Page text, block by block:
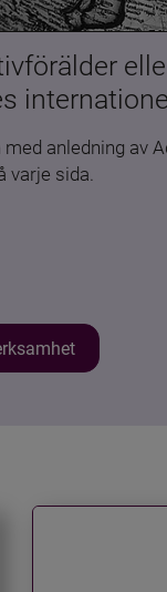
anledning av
sida.